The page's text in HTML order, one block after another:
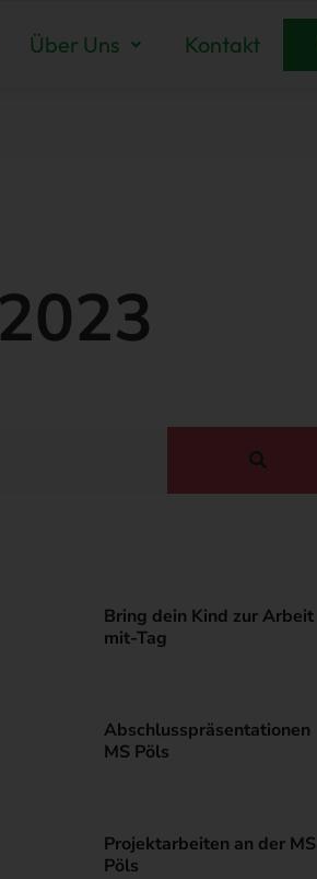
Über Uns Kontakt
Bring dein Kind zur Arbeit
mit-Tag
Abschlusspräsentationen
MS Pöls
Projektarbeiten an der MS
Pöls